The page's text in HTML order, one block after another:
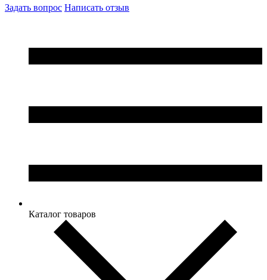
Задать вопрос Написать отзыв
Каталог товаров